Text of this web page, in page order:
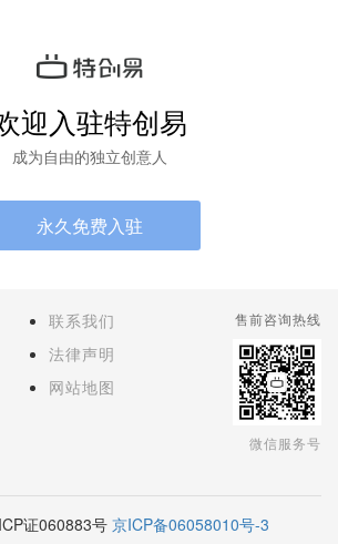
迎入驻特创易
成为自由的独立创意人
永久免费入驻
联系我们
法律声明
网站地图
售前咨询热线
微信服务号
证060883号 京ICP备06058010号-3